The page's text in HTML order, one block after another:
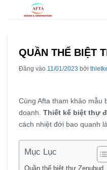
QUẦN THỂ BIỆT
Đăng vào 11/01/2023 bởi
Cùng Afta tham khảo mẫu
doanh. Thiết kế biệt thự
cách nhiệt đới bao quanh
Mục Lục
Quần thể biệt thự Zenubud